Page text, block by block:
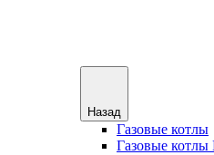
Назад
Газовые котлы
Газовые котлы